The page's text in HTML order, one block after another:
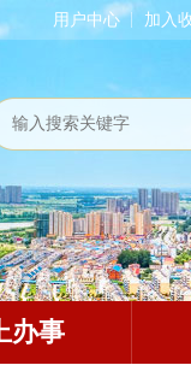
用户中心 加入
办事